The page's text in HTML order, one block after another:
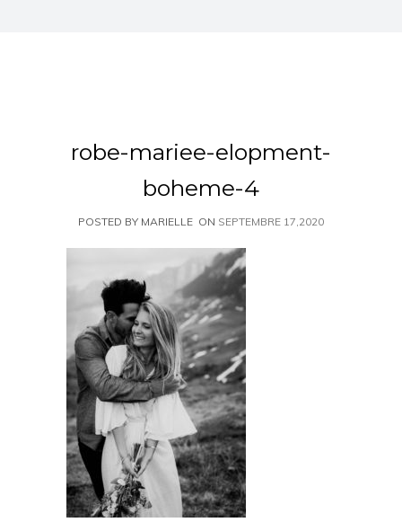
robe-mariee-elopment-
boheme-4
POSTED BY MARIELLE ON SEPTEMBRE 17,2020